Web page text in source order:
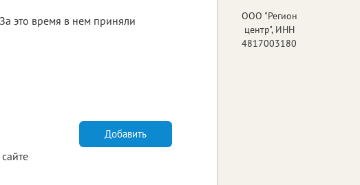
это время в нем приняли
Добавить
ООО "Регион
центр", ИНН
4817003180